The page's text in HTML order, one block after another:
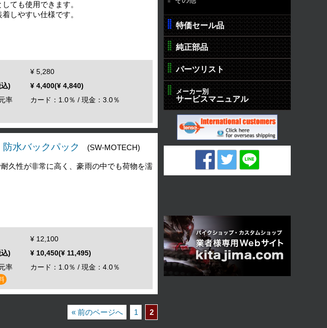
ても使用できます。
しやすい仕様です。
¥ 5,280
)
¥ 4,400(¥ 4,840)
率
カード：1.0％ / 現金：3.0％
水バックパック (SW-MOTECH)
久性が非常に高く、豪雨の中でも荷物を濡
¥ 12,100
)
¥ 10,450(¥ 11,495)
率
カード：1.0％ / 現金：4.0％
« 前のページへ 1 2
特価セール品
純正部品
パーツリスト
メーカー別
サービスマニュアル